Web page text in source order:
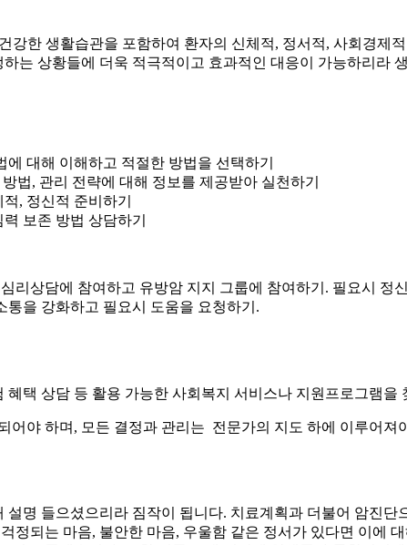
한 생활습관을 포함하여 환자의 신체적, 정서적, 사회경제
는 상황들에 더욱 적극적이고 효과적인 대응이 가능하리라
대해 이해하고 적절한 방법을 선택하기
법, 관리 전략에 대해 정보를 제공받아 실천하기
, 정신적 준비하기
보존 방법 상담하기
리상담에 참여하고 유방암 지지 그룹에 참여하기. 필요시 정
을 강화하고 필요시 도움을 요청하기.
택 상담 등 활용 가능한 사회복지 서비스나 지원프로그램을
야 하며, 모든 결정과 관리는 전문가의 지도 하에 이루어
명 들으셨으리라 짐작이 됩니다. 치료계획과 더불어 암진
정되는 마음, 불안한 마음, 우울함 같은 정서가 있다면 이에